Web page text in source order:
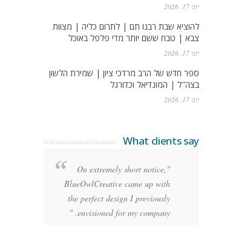
יוני 17, 2026
להוציא שבת רבנו תם | לתרום כליה | מצוות
צבא | טבח ששם יותר מדי פלפל באוכל
יוני 17, 2026
ספר חדש של הרב מרדכי ציון | שמירת הלשון
בצה"ל | המונדיאל וכדורגל
יוני 17, 2026
What clients say
"On extremely short notice,
BlueOwlCreative came up with
the perfect design I previously
envisioned for my company. "